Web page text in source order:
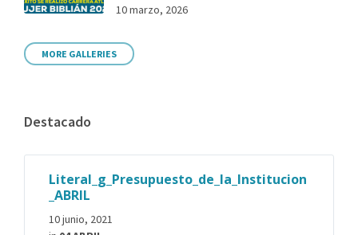
10 marzo, 2026
MORE GALLERIES
Destacado
Literal_g_Presupuesto_de_la_Institucion
_ABRIL
10 junio, 2021